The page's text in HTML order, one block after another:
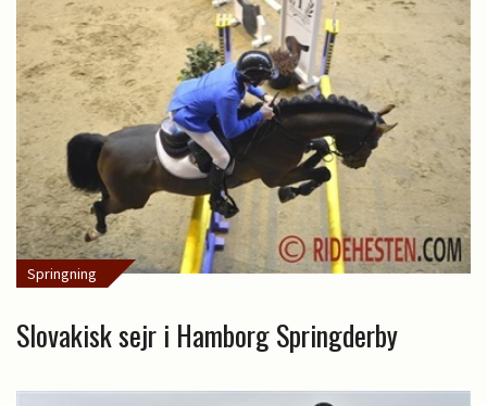
Springning
Slovakisk sejr i Hamborg Springderby